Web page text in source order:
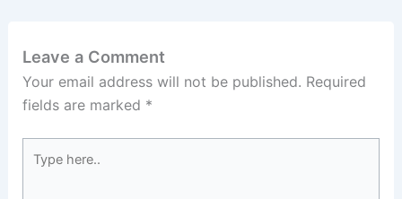
Leave a Comment
Your email address will not be published. Required
fields are marked *
here..